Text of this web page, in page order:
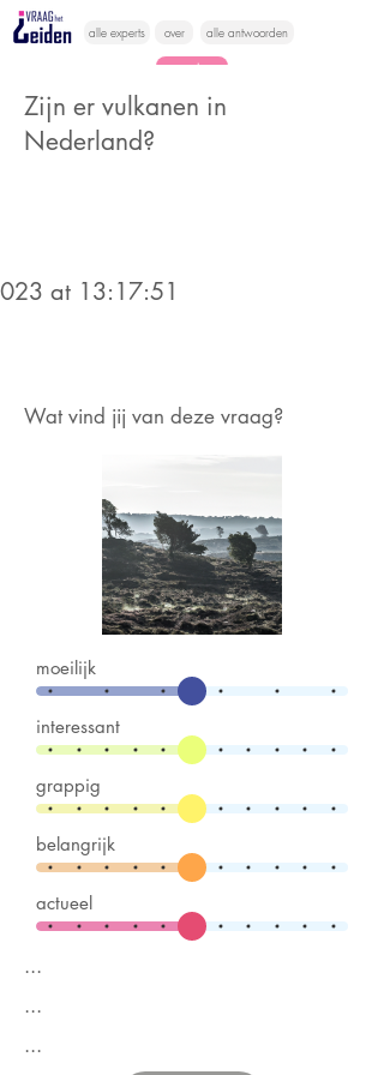
alle experts over alle antwoorden
vragen lessen
Zijn er vulkanen in
Nederland?
at 13:17:51
Wat vind jij van deze vraag?
moeilijk
interessant
grappig
belangrijk
actueel
...
...
...